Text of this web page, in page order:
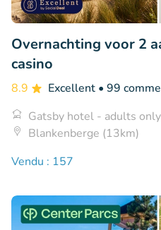
Overnachting voor 2
casino
8.9 Excellent • 99
Gatsby hotel - adults
Blankenberge (13km)
Vendu : 157